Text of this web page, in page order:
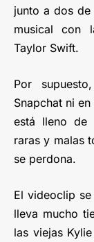
junto a dos de
musical con
Taylor Swift.
Por
Snapchat ni
está lleno de
raras y malas
se perdona.
El videoclip
lleva mucho
las viejas